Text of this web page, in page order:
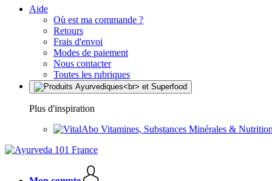
Aide
Où est ma commande ?
Retours
Frais d'envoi
Modes de paiement
Nous contacter
Toutes les rubriques
Plus d'inspiration
Vitamines, Substances Minérales &